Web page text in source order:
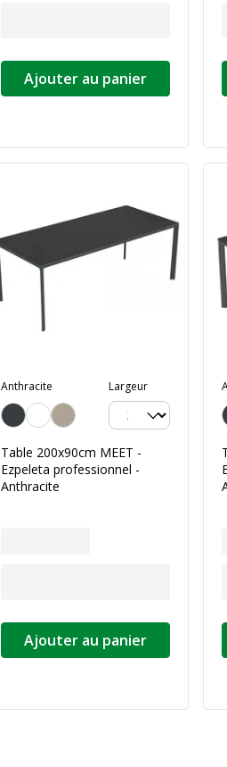
Ajouter au panier
Anthracite Largeur
Table 200x90cm MEET -
Ezpeleta professionnel -
Anthracite
Ajouter au panier